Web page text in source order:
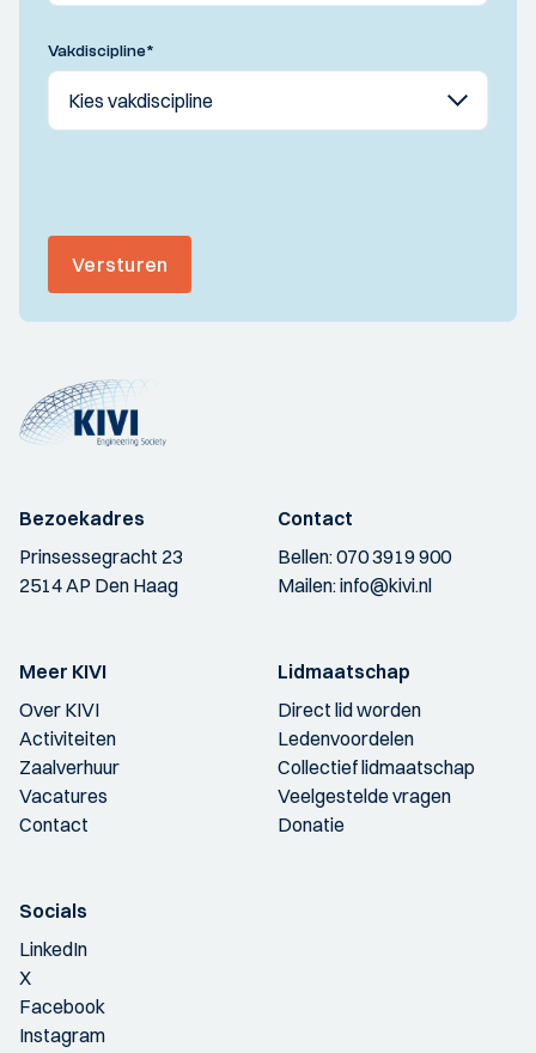
Vakdiscipline*
Versturen
Bezoekadres
Prinsessegracht 23
2514 AP Den Haag
Contact
Bellen:070 3919 900
Mailen:info@kivi.nl
Meer KIVI
Over KIVI
Activiteiten
Zaalverhuur
Vacatures
Contact
Lidmaatschap
Direct lid worden
Ledenvoordelen
Collectief lidmaatschap
Veelgestelde vragen
Donatie
Socials
LinkedIn
X
Facebook
Instagram